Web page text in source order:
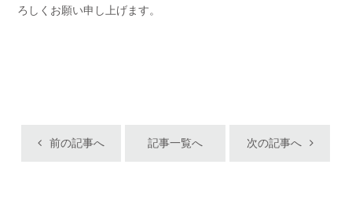
ろしくお願い申し上げます。
前の記事へ 記事一覧へ 次の記事へ